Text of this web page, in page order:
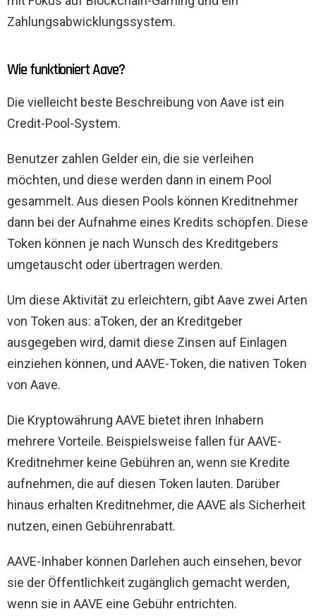
Zahlungsabwicklungssystem.
Wie funktioniert Aave?
Die vielleicht beste Beschreibung von Aave ist ein
Credit-Pool-System.
Benutzer zahlen Gelder ein, die sie verleihen
möchten, und diese werden dann in einem Pool
gesammelt. Aus diesen Pools können Kreditnehmer
dann bei der Aufnahme eines Kredits schöpfen. Diese
Token können je nach Wunsch des Kreditgebers
umgetauscht oder übertragen werden.
Um diese Aktivität zu erleichtern, gibt Aave zwei Arten
von Token aus: aToken, der an Kreditgeber
ausgegeben wird, damit diese Zinsen auf Einlagen
einziehen können, und AAVE-Token, die nativen Token
von Aave.
Die Kryptowährung AAVE bietet ihren Inhabern
mehrere Vorteile. Beispielsweise fallen für AAVE-
Kreditnehmer keine Gebühren an, wenn sie Kredite
aufnehmen, die auf diesen Token lauten. Darüber
hinaus erhalten Kreditnehmer, die AAVE als Sicherheit
nutzen, einen Gebührenrabatt.
AAVE-Inhaber können Darlehen auch einsehen, bevor
sie der Öffentlichkeit zugänglich gemacht werden,
wenn sie in AAVE eine Gebühr entrichten.